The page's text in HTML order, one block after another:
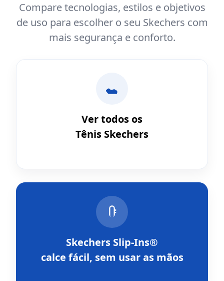
Compare tecnologias, estilos e objetivos
de uso para escolher o seu Skechers com
mais segurança e conforto.
Ver todos os
Tênis Skechers
Skechers Slip-Ins®
calce fácil, sem usar as mãos